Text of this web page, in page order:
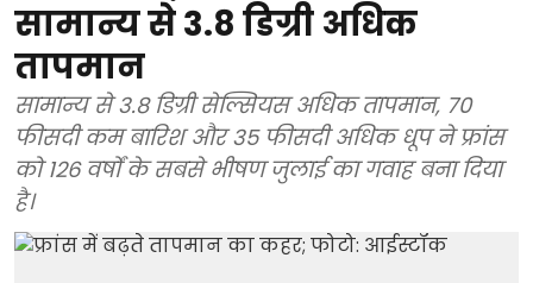
सामान्य से 3.8 डिग्री अधिक
तापमान
सामान्य से 3.8 डिग्री सेल्सियस अधिक तापमान, 70
फीसदी कम बारिश और 35 फीसदी अधिक धूप ने फ्रांस
को 126 वर्षों के सबसे भीषण जुलाई का गवाह बना दिया
है।